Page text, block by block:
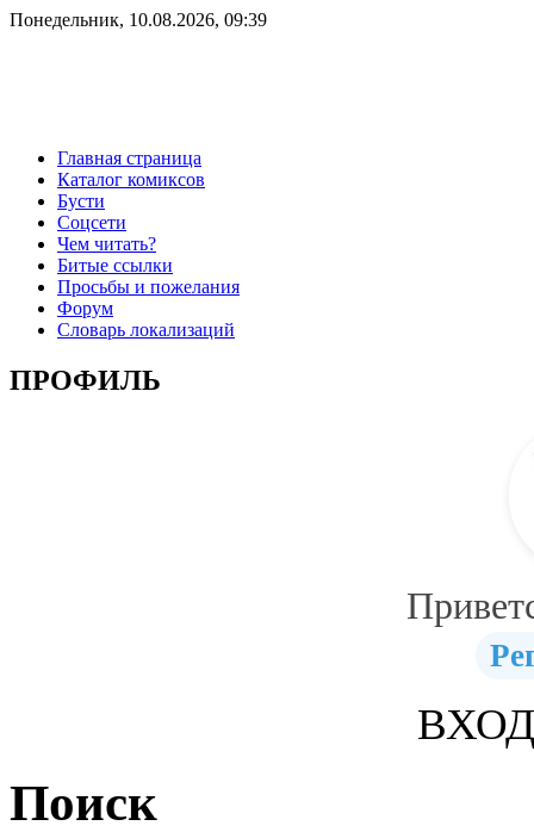
Понедельник, 10.08.2026, 09:39
Главная страница
Каталог комиксов
Бусти
Соцсети
Чем читать?
Битые ссылки
Просьбы и пожелания
Форум
Словарь локализаций
ПРОФИЛЬ
Поиск